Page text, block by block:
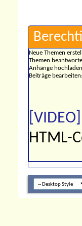
Neue Themen
Themen
Anhänge
Beiträge bearbeiten:
[VIDEO]
HTML-